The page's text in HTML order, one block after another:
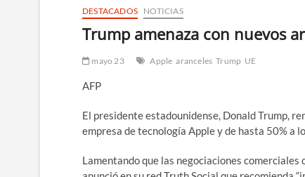
DESTACADOS NOTICIAS
Trump amenaza con nuevos
mayo 23 Apple aranceles Trump UE
AFP
El presidente estadounidense, Donald Trump,
empresa de tecnología Apple y de hasta 50% a
Lamentando que las negociaciones comerciales